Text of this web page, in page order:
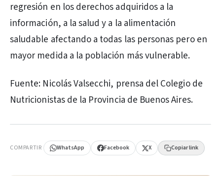
regresión en los derechos adquiridos a la
información, a la salud y a la alimentación
saludable afectando a todas las personas pero en
mayor medida a la población más vulnerable.
Fuente: Nicolás Valsecchi, prensa del Colegio de
Nutricionistas de la Provincia de Buenos Aires.
COMPARTIR WhatsApp Facebook X Copiar link